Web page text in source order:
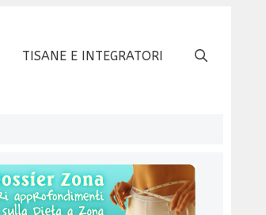
TISANE E INTEGRATORI